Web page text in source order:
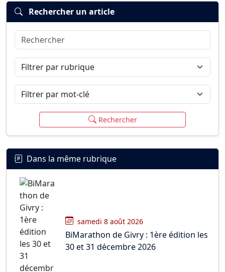
Connexion
Rechercher un article
Rechercher
Filtrer par rubrique
Filtrer par mot-clé
Rechercher
Dans la même rubrique
samedi 8 août 2026
BiMarathon de Givry : 1ère édition les
30 et 31 décembre 2026